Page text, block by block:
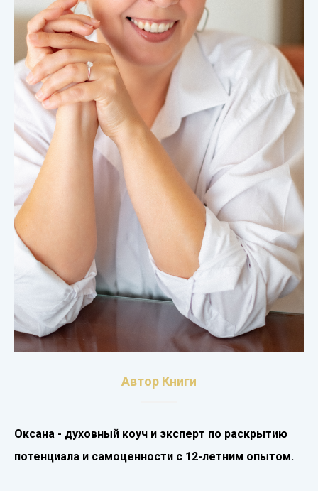
Автор Книги
Оксана - духовный коуч и эксперт по раскрытию
потенциала и самоценности с 12-летним опытом.